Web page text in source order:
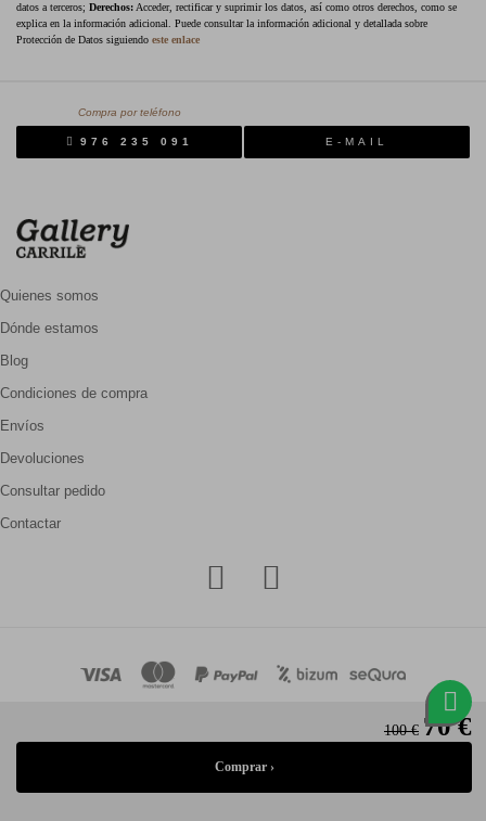
100 € 70 €
datos a terceros; Derechos: Acceder, rectificar y suprimir los datos, así como otros derechos, como se
explica en la información adicional. Puede consultar la información adicional y detallada sobre
Protección de Datos siguiendo este enlace
Compra por teléfono
976 235 091 E-MAIL
Quienes somos
Dónde estamos
Blog
Condiciones de compra
Envíos
Devoluciones
Consultar pedido
Contactar